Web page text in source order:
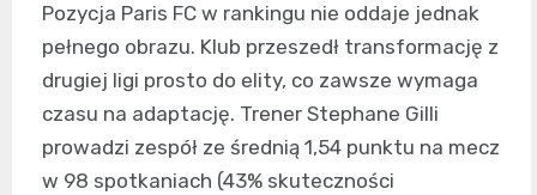
Pozycja Paris FC w rankingu nie oddaje jednak
pełnego obrazu. Klub przeszedł transformację z
drugiej ligi prosto do elity, co zawsze wymaga
czasu na adaptację. Trener Stephane Gilli
prowadzi zespół ze średnią 1,54 punktu na mecz
w 98 spotkaniach (43% skuteczności